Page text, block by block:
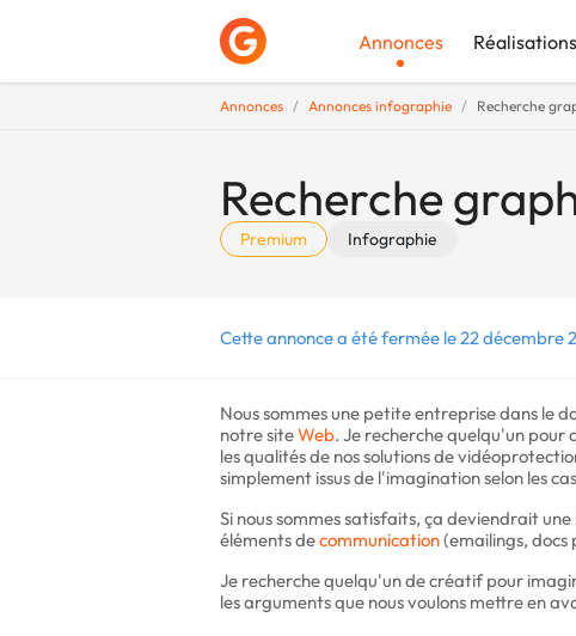
Annonces Réalisations
Annonces Annonces infographie Recherche
Recherche
Premium Infographie
Cette annonce a été fermée le 22 décembre
Nous sommes une petite entreprise dans le
notre siteWeb. Je recherche quelqu'un pour
les qualités de nos solutions de
simplement issus de l'imagination selon les
Si nous sommes satisfaits, ça deviendrait
éléments decommunication(emailings, docs
Je recherche quelqu'un de créatif pour
les arguments que nous voulons mettre en